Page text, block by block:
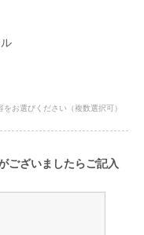
お選びください（複数選択可）
ございましたらご記入